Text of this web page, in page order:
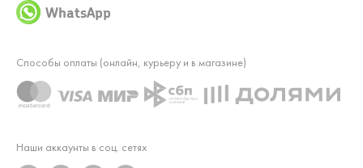
WhatsApp
Наши аккаунты в соц. сетях
Способы оплаты (онлайн, курьеру и в магазине)